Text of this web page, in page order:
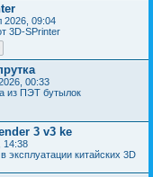
2026, 09:04
3D-SPrinter
00:33
из ПЭТ бутылок
3 v3 ke
14:38
китайских 3D